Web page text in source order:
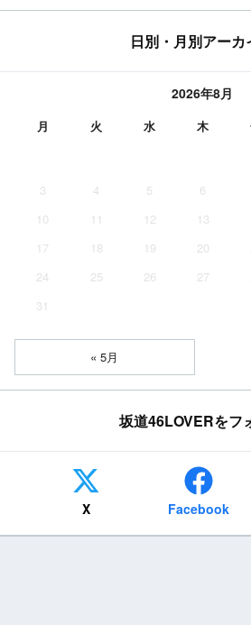
日別・月別アーカ
2026年8月
月 火 水 木
3
4 5 6
10
11 12 13
17
18 19 20
24
25 26 27
31
« 5月
坂道46LOVERをフ
X Facebook